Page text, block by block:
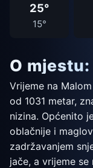
25°
15°
O
Vrijeme na
od 1031 metar,
nizina. Općenito
oblačnije i
zadržavanjem
jače, a vrijeme